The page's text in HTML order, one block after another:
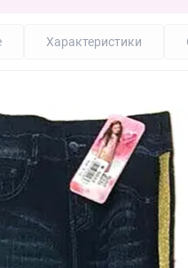
Характеристики